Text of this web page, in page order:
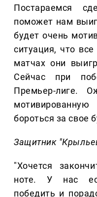
Постараемся
поможет нам
будет очень
ситуация, что
матчах они
Сейчас при
Премьер-лиге.
бороться за свое
Защитник
"Хочется
ноте. У нас
победить и